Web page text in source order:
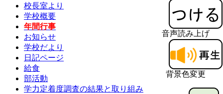
音声読み上げ
背景色変更
校長室より
学校概要
年間行事
お知らせ
学校だより
日記ページ
給食
部活動
学力定着度調査の結果と取り組み